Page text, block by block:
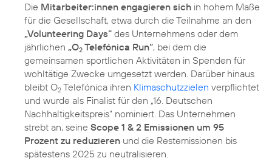
Die Mitarbeiter:innen engagieren sich in hohem Maße
für die Gesellschaft, etwa durch die Teilnahme an den
„Volunteering Days“ des Unternehmens oder dem
jährlichen „O2 Telefónica Run“, bei dem die
gemeinsamen sportlichen Aktivitäten in Spenden für
wohltätige Zwecke umgesetzt werden. Darüber hinaus
bleibt O2 Telefónica ihren Klimaschutzzielen verpflichtet
und wurde als Finalist für den „16. Deutschen
Nachhaltigkeitspreis“ nominiert. Das Unternehmen
strebt an, seine Scope 1 & 2 Emissionen um 95
Prozent zu reduzieren und die Restemissionen bis
spätestens 2025 zu neutralisieren.